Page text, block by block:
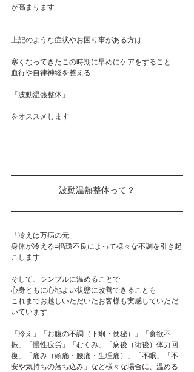
が高まります
上記のような症状やお困り事がある方は
寒くなってきたこの時期に早めにケアをすること
血行や自律神経を整える
「波動温熱整体」
をオススメします
波動温熱整体って？
​「冷えは万病の元」
身体が冷える=循環不良によって様々な不調を引き起
こします
そして、シンプルに温めることで
心身ともに心地よい状態に改善できることも
これまでお越しいただいたお客様も実感していただ
いています
「冷え」「お腹の不調（下痢・便秘）」「食欲不
振」「慢性疲労」「むくみ」「病後（術後）体力回
復」「痛み（頭痛・腰痛・生理痛）」「不眠」「不
安や気持ちの落ち込み」など様々な場合に、温める